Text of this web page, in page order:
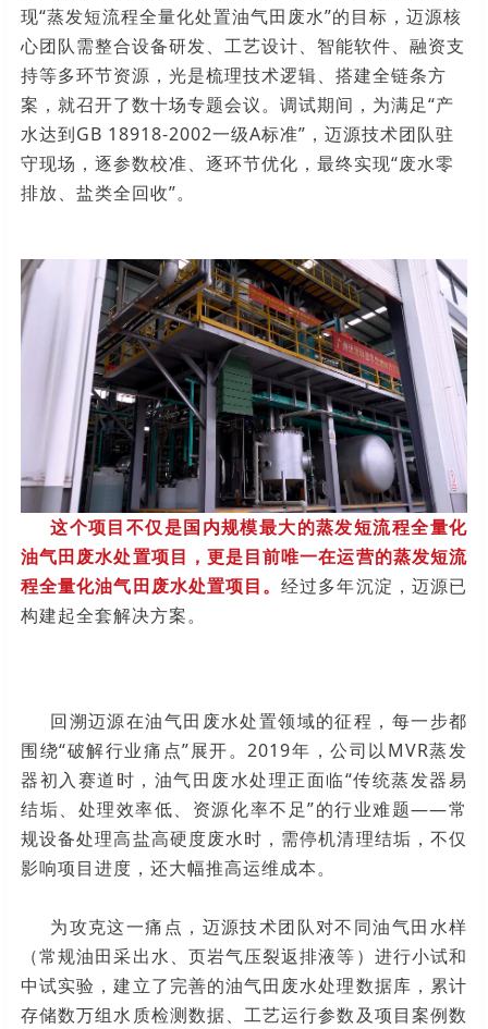
现“蒸发短流程全量化处置油气田废水”的目标，迈源核
心团队需整合设备研发、工艺设计、智能软件、融资支
持等多环节资源，光是梳理技术逻辑、搭建全链条方
案，就召开了数十场专题会议。调试期间，为满足“产
水达到GB 18918-2002一级A标准”，迈源技术团队驻
守现场，逐参数校准、逐环节优化，最终实现“废水零
排放、盐类全回收”。
这个项目不仅是国内规模最大的蒸发短流程全量化
油气田废水处置项目，更是目前唯一在运营的蒸发短流
程全量化油气田废水处置项目。经过多年沉淀，迈源已
构建起全套解决方案。
回溯迈源在油气田废水处置领域的征程，每一步都
围绕“破解行业痛点”展开。2019年，公司以MVR蒸发
器初入赛道时，油气田废水处理正面临“传统蒸发器易
结垢、处理效率低、资源化率不足”的行业难题——常
规设备处理高盐高硬度废水时，需停机清理结垢，不仅
影响项目进度，还大幅推高运维成本。
为攻克这一痛点，迈源技术团队对不同油气田水样
（常规油田采出水、页岩气压裂返排液等）进行小试和
中试实验，建立了完善的油气田废水处理数据库，累计
存储数万组水质检测数据、工艺运行参数及项目案例数